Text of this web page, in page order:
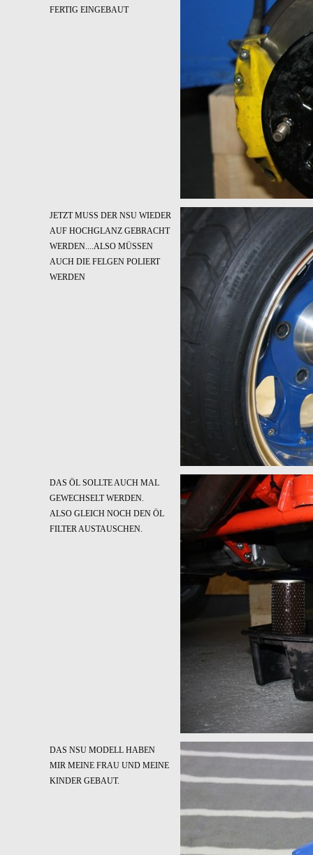
FERTIG EINGEBAUT
JETZT MUSS DER NSU WIEDER
AUF HOCHGLANZ GEBRACHT
WERDEN....ALSO MÜSSEN
AUCH DIE FELGEN POLIERT
WERDEN
DAS ÖL SOLLTE AUCH MAL
GEWECHSELT WERDEN.
ALSO GLEICH NOCH DEN ÖL
FILTER AUSTAUSCHEN.
DAS NSU MODELL HABEN
MIR MEINE FRAU UND MEINE
KINDER GEBAUT.